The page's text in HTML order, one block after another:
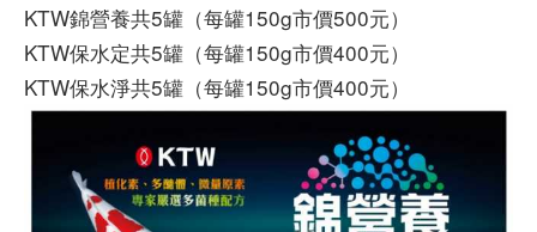
KTW錦營養共5罐（每罐150g市價500元）
KTW保水定共5罐（每罐150g市價400元）
KTW保水淨共5罐（每罐150g市價400元）